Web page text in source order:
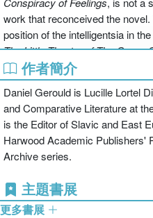
work that reconceived the
position of the intelligentsia in
The Little Theatre of The Green
Ildefons Galczynski (1905-53)
beloved poets. After World War
inventing a colorful theatre
human) and contributing a new
the Green Gooseeach week to
magazine. Intended for reading
unperformed in Galczynski's life
creation of the new Polish
作者簡介
Daniel Gerould is Lucille Lortel
and Comparative Literature at
is the Editor of Slavic and East
Harwood Academic Publishers'
Archive series.
主題書展
更多書展